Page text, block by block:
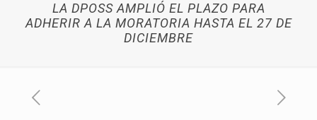
LA DPOSS AMPLIÓ EL PLAZO PARA
ADHERIR A LA MORATORIA HASTA EL 27 DE
DICIEMBRE